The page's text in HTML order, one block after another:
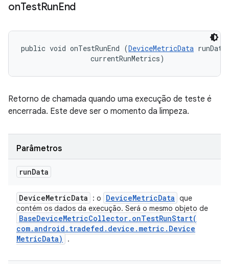
onTestRunEnd
public void onTestRunEnd (DeviceMetricData
currentRunMetrics)
Retorno de chamada quando uma execução de teste é
encerrada. Este deve ser o momento da limpeza.
Parâmetros
runData
DeviceMetricData : o DeviceMetricData que
contém os dados da execução. Será o mesmo objeto de
BaseDeviceMetricCollector. onTestRunStart(
com.android . tradefed . device . metric . Device
MetricData) .